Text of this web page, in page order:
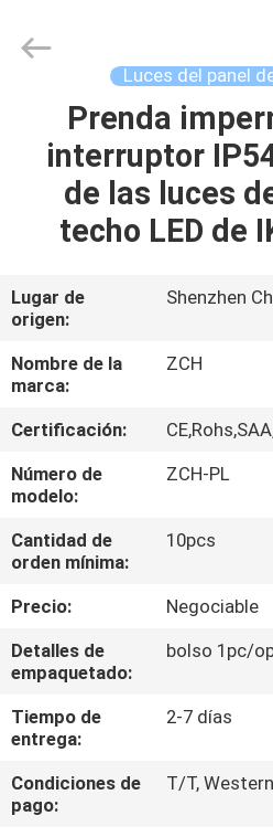
HOGAR
PRODUCTOS
NOSOTROS
VIAJE
DE
LA
FÁBRICA
CONTROL
CALIDAD
ÉNTRENOS
EN
CONTACTO
CON
techo
ceilingledpanellights.com.
Luces del panel
Prenda
interruptor
de las luces
techo LED de
Lugar de
origen:
Shenzhen
Nombre de la
marca:
ZCH
Certificación:
Número de
modelo:
ZCH-PL
Cantidad de
orden mínima:
10pcs
Precio:
Negociable
Detalles de
empaquetado:
bolso 1pc/
Tiempo de
entrega:
2-7 días
Condiciones de
pago:
T/T,